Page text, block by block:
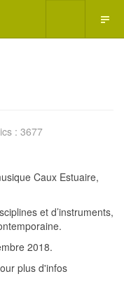
: 3677
Caux Estuaire,
et d’instruments,
2018.
plus d'infos